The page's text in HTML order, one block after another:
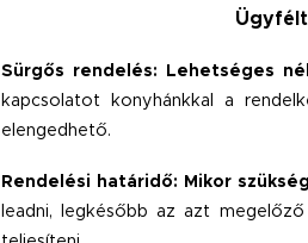
Sürgős rendelés: Lehetséges
kapcsolatot konyhánkkal a
elengedhető.
Rendelési határidő: Mikor
leadni, legkésőbb az azt